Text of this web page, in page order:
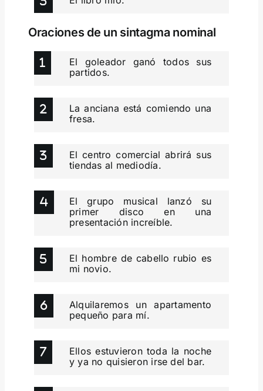
Oraciones de un sintagma nominal
El goleador ganó todos sus
partidos.
La anciana está comiendo una
fresa.
El centro comercial abrirá sus
tiendas al mediodía.
El grupo musical lanzó su
primer disco en una
presentación increíble.
El hombre de cabello rubio es
mi novio.
Alquilaremos un apartamento
pequeño para mí.
Ellos estuvieron toda la noche
y ya no quisieron irse del bar.